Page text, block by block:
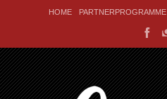
HOME PARTNERPROGRAMME